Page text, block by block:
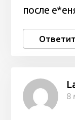
после
8